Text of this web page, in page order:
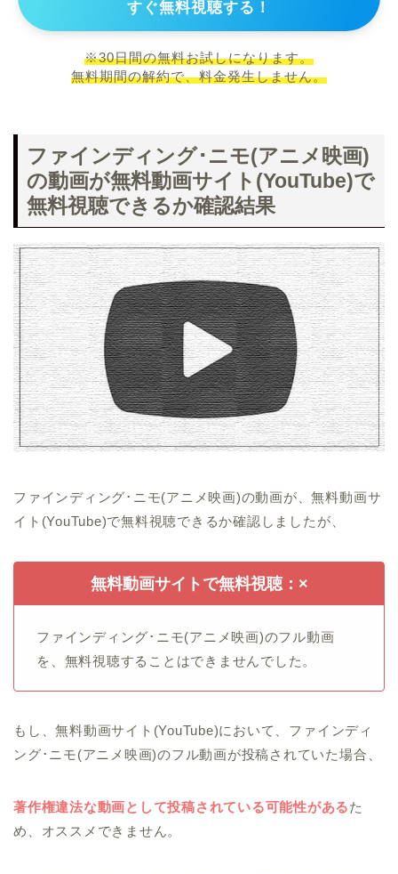
すぐ無料視聴する！
※30日間の無料お試しになります。
無料期間の解約で、料金発生しません。
ファインディング･ニモ(アニメ映画)
の動画が無料動画サイト(YouTube)で
無料視聴できるか確認結果
ファインディング･ニモ(アニメ映画)の動画が、無料動画サ
イト(YouTube)で無料視聴できるか確認しましたが、
無料動画サイトで無料視聴：×
ファインディング･ニモ(アニメ映画)のフル動画
を、無料視聴することはできませんでした。
もし、無料動画サイト(YouTube)において、ファインディ
ング･ニモ(アニメ映画)のフル動画が投稿されていた場合、
著作権違法な動画として投稿されている可能性があるた
め、オススメできません。